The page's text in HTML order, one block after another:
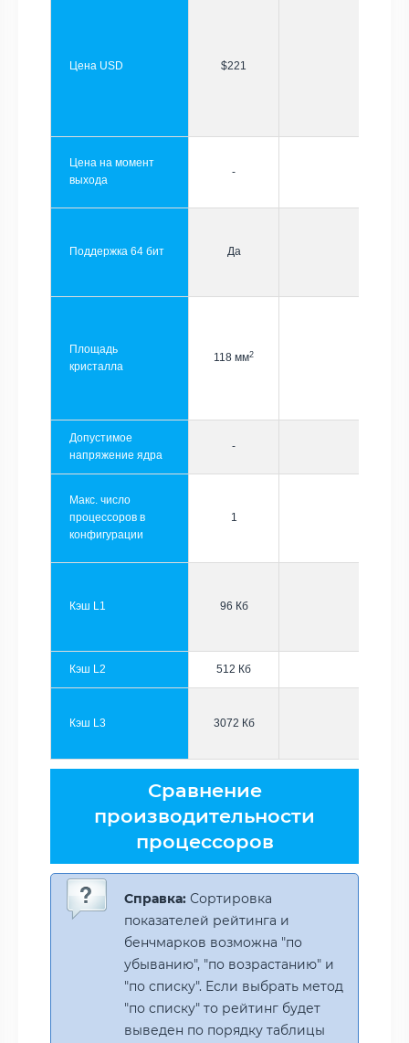
Цена USD $221
Цена на момент
выхода
-
Поддержка 64 бит Да
Площадь
кристалла
118 мм2
Допустимое
напряжение ядра
-
Макс. число
процессоров в
конфигурации
1
Кэш L1 96 Кб
Кэш L2 512 Кб
Кэш L3 3072 Кб
Сравнение
производительности
процессоров
Справка: Сортировка
показателей рейтинга и
бенчмарков возможна "по
убыванию", "по возрастанию" и
"по списку". Если выбрать метод
"по списку" то рейтинг будет
выведен по порядку таблицы